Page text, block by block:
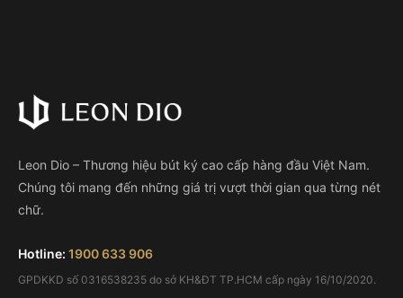
Leon Dio – Thương hiệu bút ký cao cấp hàng đầu Việt Nam.
Chúng tôi mang đến những giá trị vượt thời gian qua từng nét
chữ.
Hotline: 1900 633 906
GPDKKD số 0316538235 do sở KH&ĐT TP.HCM cấp ngày 16/10/2020.